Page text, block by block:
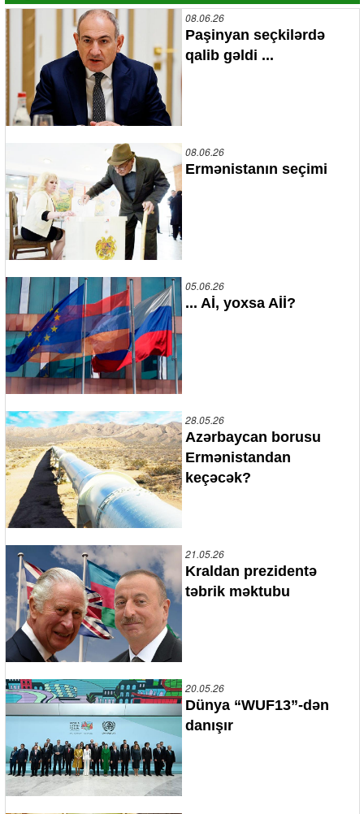
08.06.26
Paşinyan seçkilərdə
qalib gəldi ...
08.06.26
Ermənistanın seçimi
05.06.26
... Aİ, yoxsa Aİİ?
28.05.26
Azərbaycan borusu
Ermənistandan
keçəcək?
21.05.26
Kraldan prezidentə
təbrik məktubu
20.05.26
Dünya “WUF13”-dən
danışır